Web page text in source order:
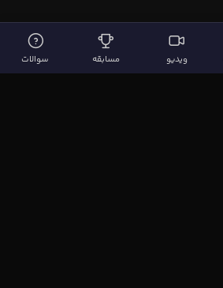
ویدیو مسابقه سوالات